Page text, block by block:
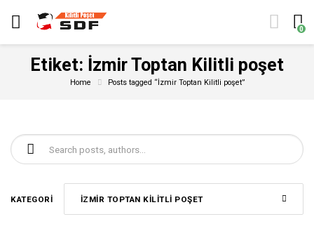
0
Etiket: İzmir Toptan Kilitli poşet
Home Posts tagged “İzmir Toptan Kilitli poşet”
Şunu ara:
KATEGORI İZMIR TOPTAN KILITLI POŞET